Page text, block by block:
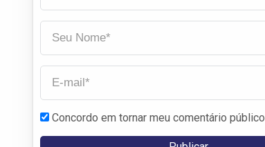
Concordo em tornar meu comentário público